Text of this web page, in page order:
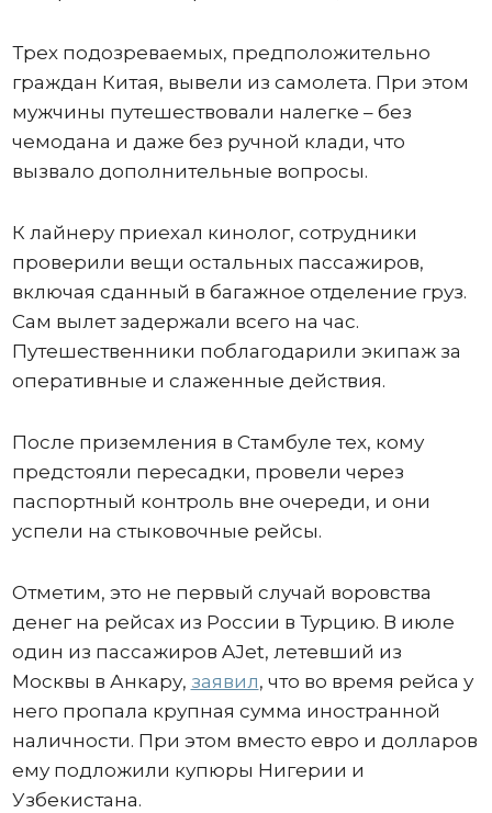
Трех подозреваемых, предположительно
граждан Китая, вывели из самолета. При этом
мужчины путешествовали налегке – без
чемодана и даже без ручной клади, что
вызвало дополнительные вопросы.
К лайнеру приехал кинолог, сотрудники
проверили вещи остальных пассажиров,
включая сданный в багажное отделение груз.
Сам вылет задержали всего на час.
Путешественники поблагодарили экипаж за
оперативные и слаженные действия.
После приземления в Стамбуле тех, кому
предстояли пересадки, провели через
паспортный контроль вне очереди, и они
успели на стыковочные рейсы.
Отметим, это не первый случай воровства
денег на рейсах из России в Турцию. В июле
один из пассажиров AJet, летевший из
Москвы в Анкару, заявил, что во время рейса у
него пропала крупная сумма иностранной
наличности. При этом вместо евро и долларов
ему подложили купюры Нигерии и
Узбекистана.